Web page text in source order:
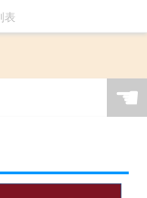
表
☚